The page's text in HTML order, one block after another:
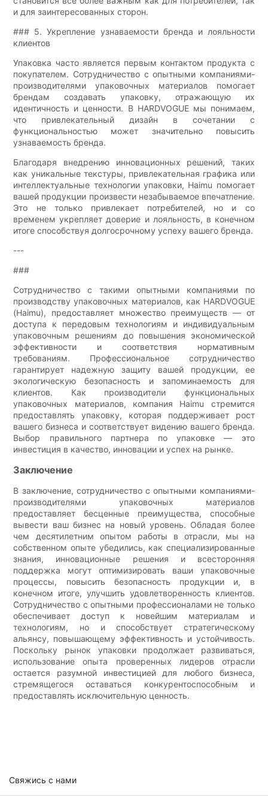
и для заинтересованных сторон.
### 5. Укрепление узнаваемости бренда и лояльности
клиентов
Упаковка часто является первым контактом продукта с
покупателем. Сотрудничество с опытными компаниями-
производителями упаковочных материалов помогает
брендам создавать упаковку, отражающую их
идентичность и ценности. В HARDVOGUE мы понимаем,
что привлекательный дизайн в сочетании с
функциональностью может значительно повысить
узнаваемость бренда.
Благодаря внедрению инновационных решений, таких
как уникальные текстуры, привлекательная графика или
интеллектуальные технологии упаковки, Haimu помогает
вашей продукции произвести незабываемое впечатление.
Это не только привлекает потребителей, но и со
временем укрепляет доверие и лояльность, в конечном
итоге способствуя долгосрочному успеху вашего бренда.
---
###
Сотрудничество с такими опытными компаниями по
производству упаковочных материалов, как HARDVOGUE
(Haimu), предоставляет множество преимуществ — от
доступа к передовым технологиям и индивидуальным
упаковочным решениям до повышения экономической
эффективности и соответствия нормативным
требованиям. Профессиональное сотрудничество
гарантирует надежную защиту вашей продукции, ее
экологическую безопасность и запоминаемость для
клиентов. Как производители функциональных
упаковочных материалов, компания Haimu стремится
предоставлять упаковку, которая поддерживает рост
вашего бизнеса и соответствует видению вашего бренда.
Выбор правильного партнера по упаковке — это
инвестиция в качество, инновации и успех на рынке.
Заключение
В заключение, сотрудничество с опытными компаниями-
производителями упаковочных материалов
предоставляет бесценные преимущества, способные
вывести ваш бизнес на новый уровень. Обладая более
чем десятилетним опытом работы в отрасли, мы на
собственном опыте убедились, как специализированные
знания, инновационные решения и всесторонняя
поддержка могут оптимизировать ваши упаковочные
процессы, повысить безопасность продукции и, в
конечном итоге, улучшить удовлетворенность клиентов.
Сотрудничество с опытными профессионалами не только
обеспечивает доступ к новейшим материалам и
технологиям, но и способствует стратегическому
альянсу, повышающему эффективность и устойчивость.
Поскольку рынок упаковки продолжает развиваться,
использование опыта проверенных лидеров отрасли
остается разумной инвестицией для любого бизнеса,
стремящегося оставаться конкурентоспособным и
предоставлять исключительную ценность.
Свяжись с нами